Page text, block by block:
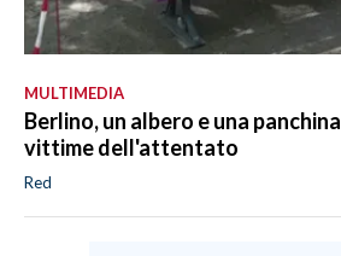
MULTIMEDIA
Berlino, un albero e una
vittime dell'attentato
Red